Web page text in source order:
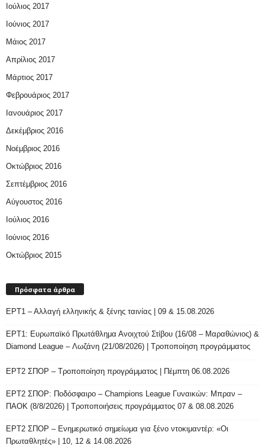
Ιούλιος 2017
Ιούνιος 2017
Μάιος 2017
Απρίλιος 2017
Μάρτιος 2017
Φεβρουάριος 2017
Ιανουάριος 2017
Δεκέμβριος 2016
Νοέμβριος 2016
Οκτώβριος 2016
Σεπτέμβριος 2016
Αύγουστος 2016
Ιούλιος 2016
Ιούνιος 2016
Οκτώβριος 2015
Πρόσφατα άρθρα
ΕΡΤ1 – Αλλαγή ελληνικής & ξένης ταινίας | 09 & 15.08.2026
ΕΡΤ1: Ευρωπαϊκό Πρωτάθλημα Ανοιχτού Στίβου (16/08 – Μαραθώνιος) &
Diamond League – Λωζάνη (21/08/2026) | Τροποποίηση προγράμματος
ΕΡΤ2 ΣΠΟΡ – Τροποποίηση προγράμματος | Πέμπτη 06.08.2026
ΕΡΤ2 ΣΠΟΡ: Ποδόσφαιρο – Champions League Γυναικών: Μπραν –
ΠΑΟΚ (8/8/2026) | Τροποποιήσεις προγράμματος 07 & 08.08.2026
ΕΡΤ2 ΣΠΟΡ – Ενημερωτικό σημείωμα για ξένο ντοκιμαντέρ: «Οι
Πρωταθλητές» | 10, 12 & 14.08.2026